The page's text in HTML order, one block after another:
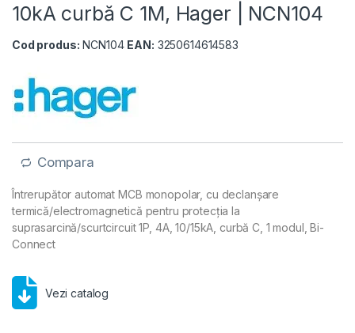
10kA curbă C 1M, Hager | NCN104
Cod produs: NCN104 EAN: 3250614614583
Compara
Întrerupător automat MCB monopolar, cu declanșare
termică/electromagnetică pentru protecția la
suprasarcină/scurtcircuit 1P, 4A, 10/15kA, curbă C, 1 modul, Bi-
Connect
Vezi catalog